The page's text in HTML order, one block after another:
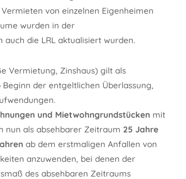
von einzelnen Eigenheimen
wurden in der
die LRL aktualisiert wurden.
Vermietung, Zinshaus) gilt als
Beginn der entgeltlichen Überlassung,
und Mietwohngrundstücken mit
nun als absehbarer Zeitraum 25 Jahre
ab dem erstmaligen Anfallen von
anzuwenden, bei denen der
des absehbaren Zeitraums